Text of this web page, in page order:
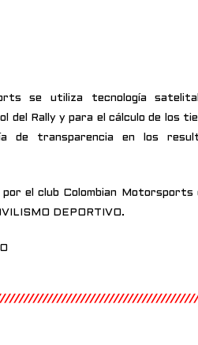
se utiliza tecnología
Rally y para el cálculo de los
de transparencia en los
por el club Colombian
DEPORTIVO.